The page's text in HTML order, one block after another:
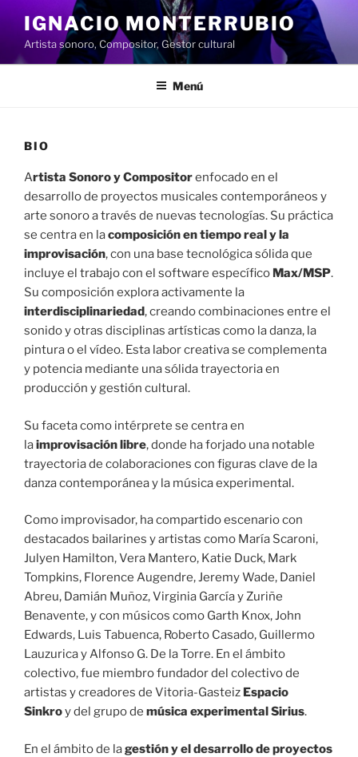
contenido
IGNACIO MONTERRUBIO
Artista sonoro, Compositor, Gestor cultural
Menú
BIO
Artista Sonoro y Compositorenfocado en el
desarrollo de proyectos musicales contemporáneos y
arte sonoro a través de nuevas tecnologías. Su práctica
se centra en lacomposición en tiempo real y la
improvisación, con una base tecnológica sólida que
incluye el trabajo con el software específico Max/MSP.
Su composición explora activamente la
interdisciplinariedad, creando combinaciones entre el
sonido y otras disciplinas artísticas como la danza, la
pintura o el vídeo. Esta labor creativa se complementa
y potencia mediante una sólida trayectoria en
producción y gestión cultural.
Su faceta como intérprete se centra en
laimprovisación libre, donde ha forjado una notable
trayectoria de colaboraciones con figuras clave de la
danza contemporánea y la música experimental.
Como improvisador, ha compartido escenario con
destacados bailarines y artistas como María Scaroni,
Julyen Hamilton, Vera Mantero, Katie Duck, Mark
Tompkins, Florence Augendre, Jeremy Wade, Daniel
Abreu, Damián Muñoz, Virginia García y Zuriñe
Benavente, y con músicos como Garth Knox, John
Edwards, Luis Tabuenca, Roberto Casado, Guillermo
Lauzurica y Alfonso G. De la Torre. En el ámbito
colectivo, fue miembro fundador del colectivo de
artistas y creadores de Vitoria-Gasteiz Espacio
Sinkroy del grupo de música experimental Sirius.
En el ámbito de lagestión y el desarrollo de proyectos